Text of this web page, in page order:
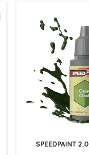
SPEEDPAINT